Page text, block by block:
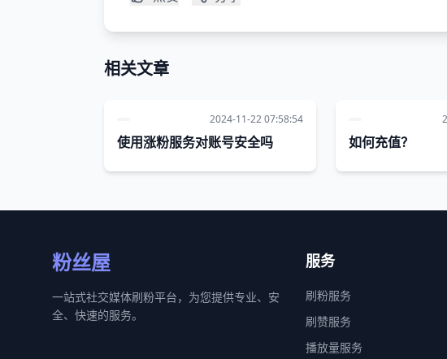
相关文章
2024-11-22 07:58:54
使用涨粉服务对账号安全吗 如何充值？
粉丝屋
一站式社交媒体刷粉平台，为您提供专业、安
全、快速的服务。
服务
刷粉服务
刷赞服务
播放量服务